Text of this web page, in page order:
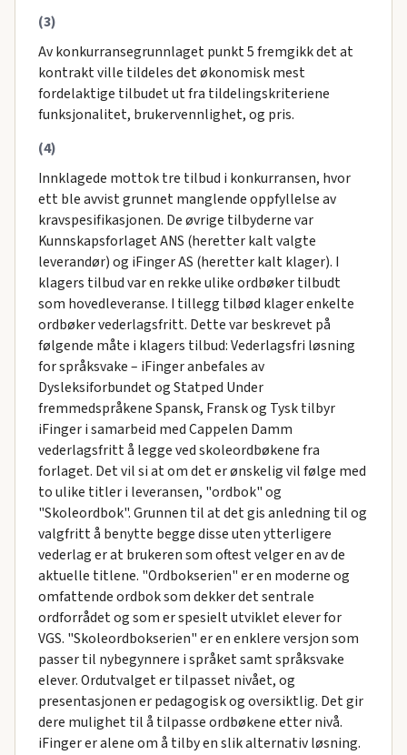
(3)
Av konkurransegrunnlaget punkt 5 fremgikk det at
kontrakt ville tildeles det økonomisk mest
fordelaktige tilbudet ut fra tildelingskriteriene
funksjonalitet, brukervennlighet, og pris.
(4)
Innklagede mottok tre tilbud i konkurransen, hvor
ett ble avvist grunnet manglende oppfyllelse av
kravspesifikasjonen. De øvrige tilbyderne var
Kunnskapsforlaget ANS (heretter kalt valgte
leverandør) og iFinger AS (heretter kalt klager). I
klagers tilbud var en rekke ulike ordbøker tilbudt
som hovedleveranse. I tillegg tilbød klager enkelte
ordbøker vederlagsfritt. Dette var beskrevet på
følgende måte i klagers tilbud: Vederlagsfri løsning
for språksvake – iFinger anbefales av
Dysleksiforbundet og Statped Under
fremmedspråkene Spansk, Fransk og Tysk tilbyr
iFinger i samarbeid med Cappelen Damm
vederlagsfritt å legge ved skoleordbøkene fra
forlaget. Det vil si at om det er ønskelig vil følge med
to ulike titler i leveransen, "ordbok" og
"Skoleordbok". Grunnen til at det gis anledning til og
valgfritt å benytte begge disse uten ytterligere
vederlag er at brukeren som oftest velger en av de
aktuelle titlene. "Ordbokserien" er en moderne og
omfattende ordbok som dekker det sentrale
ordforrådet og som er spesielt utviklet elever for
VGS. "Skoleordbokserien" er en enklere versjon som
passer til nybegynnere i språket samt språksvake
elever. Ordutvalget er tilpasset nivået, og
presentasjonen er pedagogisk og oversiktlig. Det gir
dere mulighet til å tilpasse ordbøkene etter nivå.
iFinger er alene om å tilby en slik alternativ løsning.